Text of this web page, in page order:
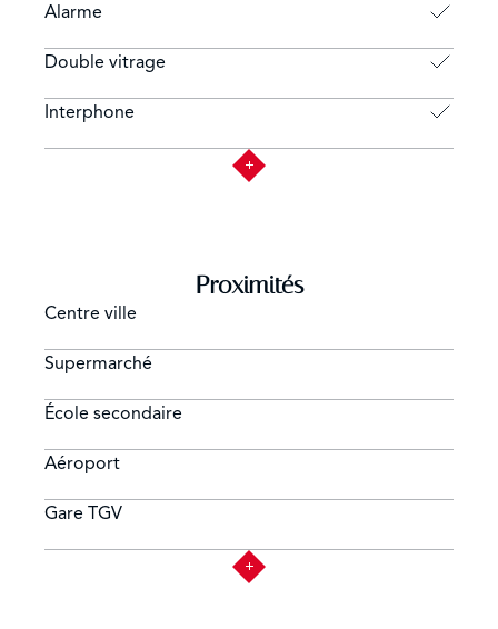
Alarme
Double vitrage
Interphone
Proximités
Centre ville
Supermarché
École secondaire
Aéroport
Gare TGV